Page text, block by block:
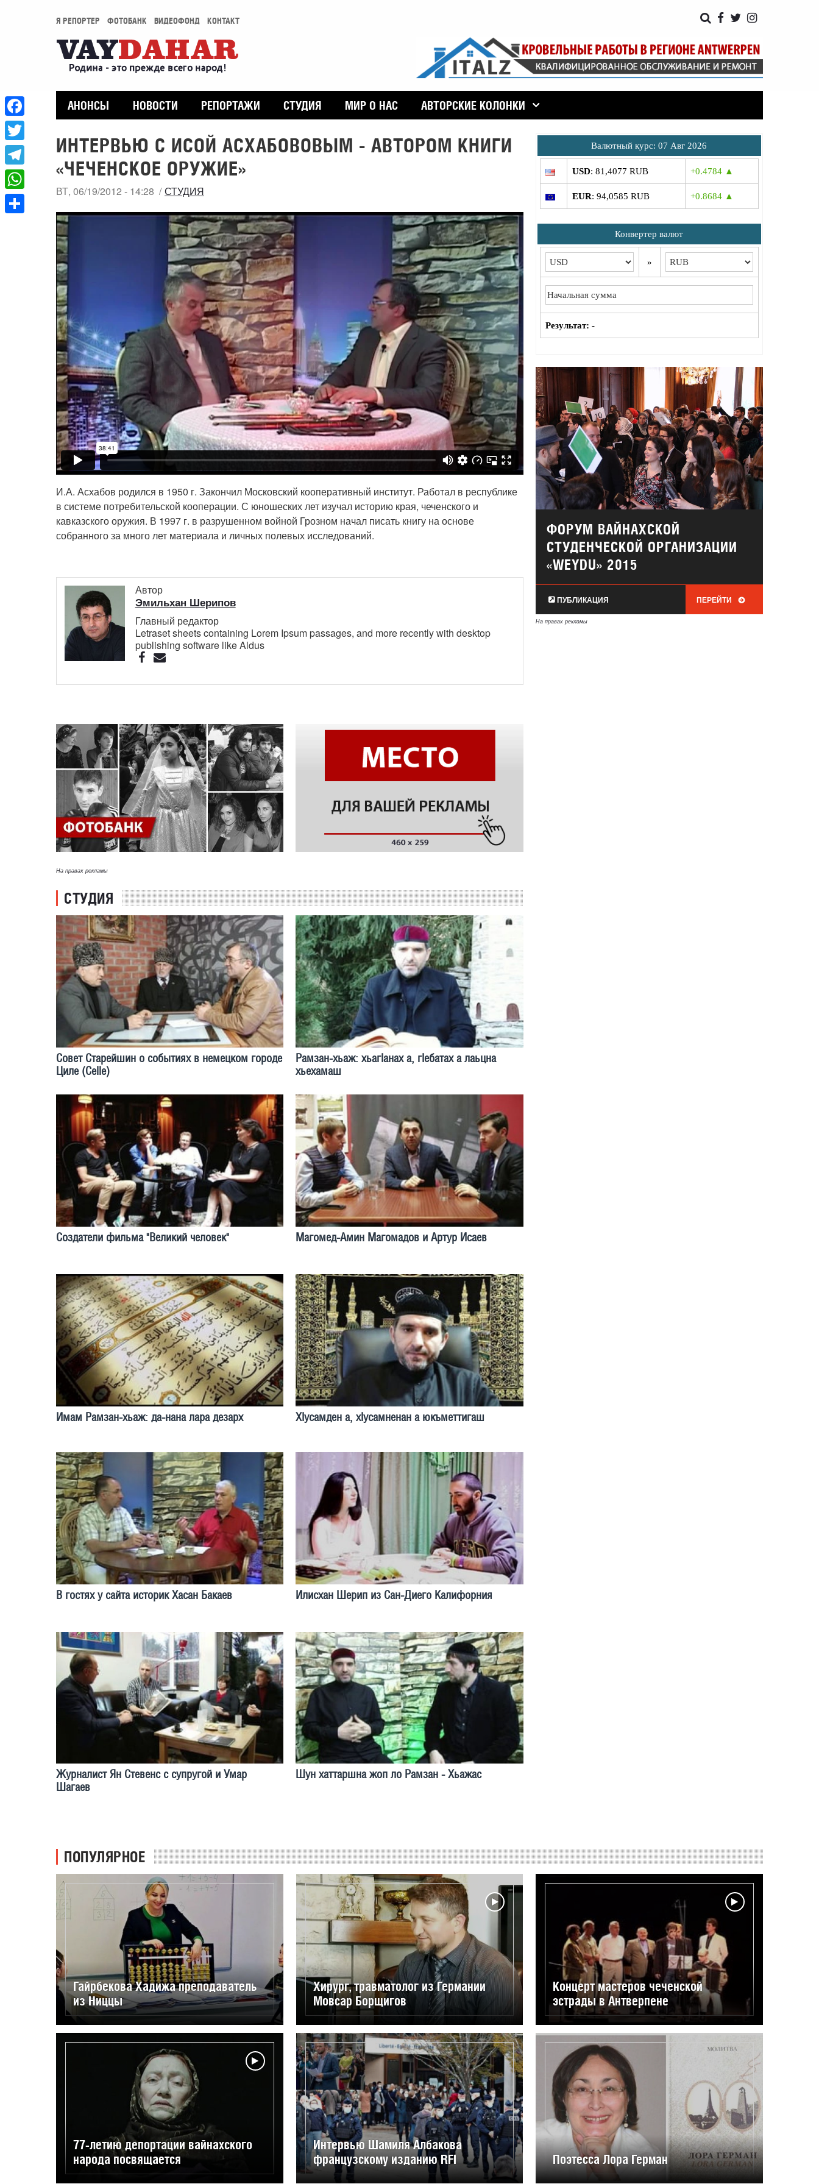
Я РЕПОРТЕР ФОТОБАНК ВИДЕОФОНД КОНТАКТ
АНОНСЫ НОВОСТИ РЕПОРТАЖИ СТУДИЯ МИР О НАС АВТОРСКИЕ КОЛОНКИ
ИНТЕРВЬЮ С ИСОЙ АСХАБОВОВЫМ - АВТОРОМ КНИГИ
«ЧЕЧЕНСКОЕ ОРУЖИЕ»
ВТ, 06/19/2012 - 14:28 СТУДИЯ
И.А. Асхабов родился в 1950 г. Закончил Московский кооперативный институт. Работал в республике
в системе потребительской кооперации. С юношеских лет изучал историю края, чеченского и
кавказского оружия. В 1997 г. в разрушенном войной Грозном начал писать книгу на основе
собранного за много лет материала и личных полевых исследований.
Автор
Эмильхан Шерипов
Главный редактор
Letraset sheets containing Lorem Ipsum passages, and more recently with desktop
publishing software like Aldus
На правах рекламы
СТУДИЯ
Совет Старейшин о событиях в немецком городе
Циле (Celle)
Рамзан-хьаж: хьагIанах а, гIебатах а лаьцна
хьехамаш
Создатели фильма "Великий человек" Магомед-Амин Магомадов и Артур Исаев
Имам Рамзан-хьаж: да-нана лара дезарх ХIусамден а, хIусамненан а юкъметтигаш
В гостях у сайта историк Хасан Бакаев Илисхан Шерип из Сан-Диего Калифорния
Журналист Ян Стевенс с супругой и Умар
Шагаев
Шун хаттаршна жоп ло Рамзан - Хьажас
Facebook
Twitter
Telegram
WhatsApp
Bалютный курс: 07 Авг 2026
USD: 81,4077 RUB +0.4784 ▲
EUR: 94,0585 RUB +0.8684 ▲
Конвертер валют
»
Результат: -
ФОРУМ ВАЙНАХСКОЙ
СТУДЕНЧЕСКОЙ ОРГАНИЗАЦИИ
«WEYDU» 2015
ПУБЛИКАЦИЯ ПЕРЕЙТИ
На правах рекламы
ПОПУЛЯРНОЕ
Гайрбекова Хадижа преподаватель
из Ниццы
Хирург, травматолог из Германии
Мовсар Борщигов
Концерт мастеров чеченской
эстрады в Антверпене
77-летию депортации вайнахского
народа посвящается
Интервью Шамиля Албакова
французскому изданию RFI
Поэтесса Лора Герман